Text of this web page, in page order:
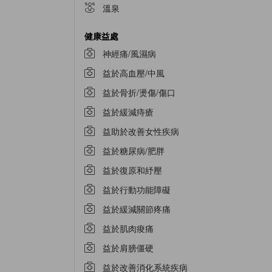
溫泉
健康益處
神經痛/風濕病
益於高血壓/中風
益於骨折/燙傷/傷口
益於緩減痔瘡
益助於改善女性疾病
益於糖尿病/肥胖
益於復原和紓壓
益於行動功能障礙
益於緩減關節疼痛
益於肌肉痠痛
益於肩膀僵硬
益於改善消化系統疾病